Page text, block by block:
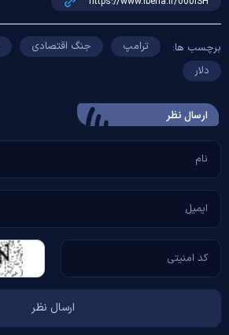
برچسب ها: ترامپ جنگ اقتصادی
دلار
ارسال‌ نظر